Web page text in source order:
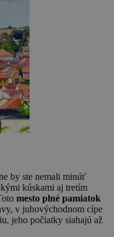
by ste nemali minúť
kúskami aj tretím
mesto plné pamiatok
v juhovýchodnom cípe
jeho počiatky siahajú až